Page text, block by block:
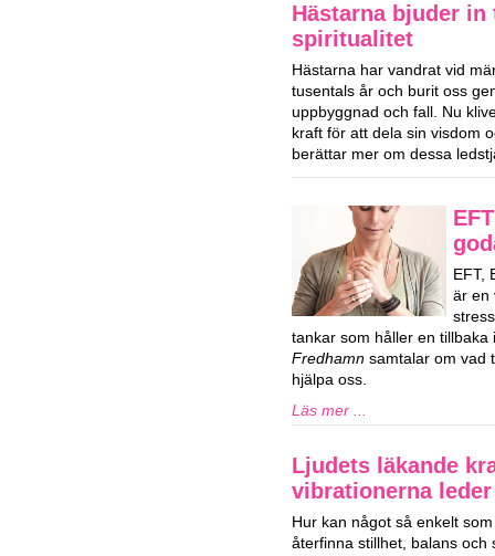
Hästarna bjuder
spiritualitet
Hästarna har vandrat vid
tusentals år och burit oss
uppbyggnad och fall. Nu
kraft för att dela sin visdom
berättar mer om dessa
EFT,
är en
tankar som håller en tillbaka
Fredhamn samtalar om vad
hjälpa oss.
Läs mer ...
Ljudets läkande
vibrationerna
Hur kan något så enkelt
återfinna stillhet, balans och